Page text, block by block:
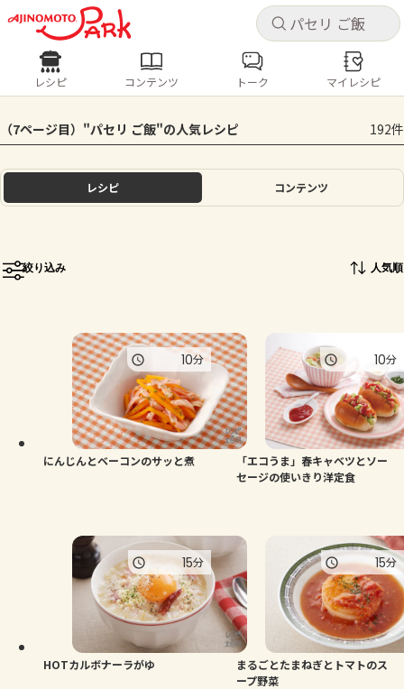
キャ
ログインするとレシピを保存できます
ログイン
ホーム
トーク
よくあるお問い合わせ
お買い物
キャ
レシピ コンテンツ
人気の食材・レシピ
きゅうり なす トマト とうもろこし
ピーマン
レシピ コンテンツ トーク マイレシピ
（7ページ目）"パセリ ご飯"の人気レシピ 192件
レシピ コンテンツ
絞り込み 人気順
にんじんとベーコンのサッと煮
10分
「エコうま」春キャベツとソー
セージの使いきり洋定食
10分
HOTカルボナーラがゆ
15分
まるごとたまねぎとトマトのス
ープ野菜
15分